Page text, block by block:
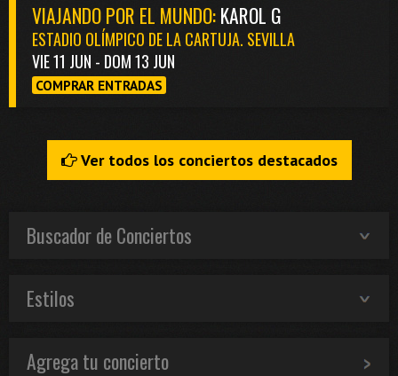
VIAJANDO POR EL MUNDO:KAROL G
ESTADIO OLÍMPICO DE LA CARTUJA. SEVILLA
VIE 11 JUN - DOM 13 JUN
COMPRAR ENTRADAS
Ver todos los conciertos destacados
Buscador de Conciertos
Estilos
Agrega tu concierto